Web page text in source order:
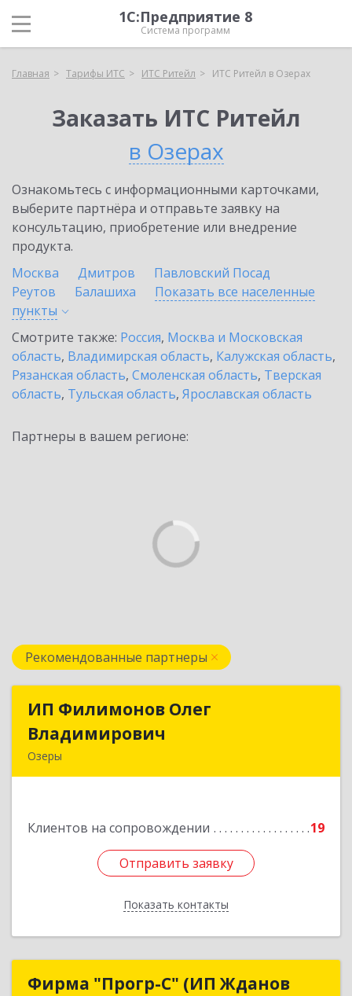
1С:Предприятие 8
Система программ
Главная Тарифы ИТС ИТС Ритейл ИТС Ритейл в Озерах
Заказать ИТС Ритейл
в Озерах
Ознакомьтесь с информационными карточками,
выберите партнёра и отправьте заявку на
консультацию, приобретение или внедрение
продукта.
Москва
Дмитров
Павловский Посад
Реутов
Балашиха
Показать все населенные
пункты
Смотрите также: Россия, Москва и Московская
область, Владимирская область, Калужская область,
Рязанская область, Смоленская область, Тверская
область, Тульская область, Ярославская область
Партнеры в вашем регионе:
Рекомендованные партнеры
ИП Филимонов Олег
Владимирович
Озеры
Клиентов на сопровождении 19
Отправить заявку
Показать контакты
ИП Филимонов Олег
Подробнее
Отправить заявку
Назад
Фирма "Прогр-С" (ИП Жданов
Фирма "Прогр-С" (ИП Жданов